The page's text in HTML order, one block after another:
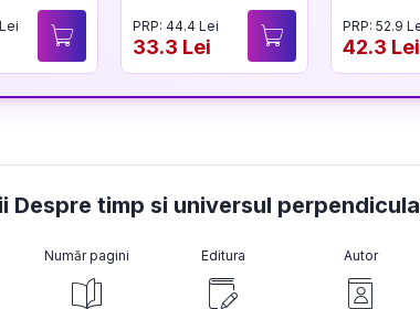
PRP: 44.4 Lei
33.3 Lei
PRP: 52.9
42.3 Lei
Despre timp si universul
Număr pagini Editura Autor